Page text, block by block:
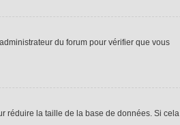
du forum pour vérifier que vous
réduire la taille de la base de données. Si cela